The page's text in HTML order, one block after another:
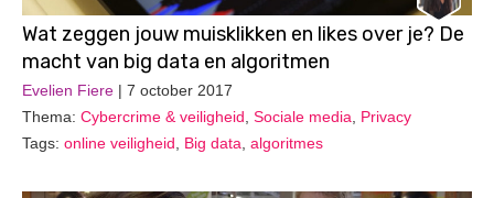
Wat zeggen jouw muisklikken en likes over je? De
macht van big data en algoritmen
Evelien Fiere | 7 october 2017
Thema: Cybercrime & veiligheid Sociale media
Privacy
Tags: online veiligheid Big data algoritmes